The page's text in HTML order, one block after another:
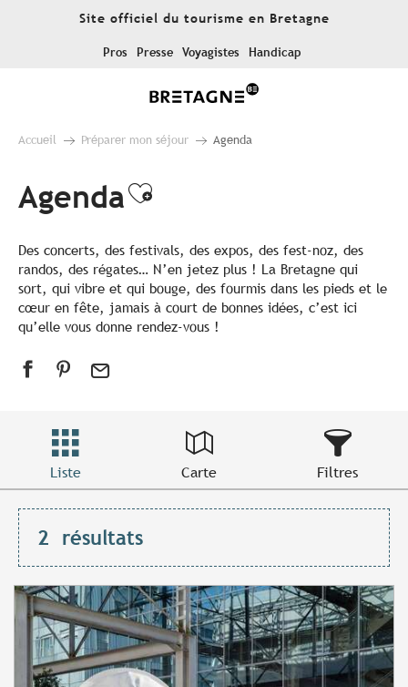
Site officiel du tourisme en Bretagne
Pros Presse Voyagistes Handicap
Accueil Préparer mon séjour Agenda
AgendaAjouter aux favoris
Des concerts, des festivals, des expos, des fest-noz, des
randos, des régates… N’en jetez plus ! La Bretagne qui
sort, qui vibre et qui bouge, des fourmis dans les pieds et le
cœur en fête, jamais à court de bonnes idées, c’est ici
qu’elle vous donne rendez-vous !
Liste Carte Filtres
2 résultats